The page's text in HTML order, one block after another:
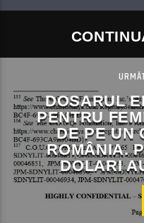
DOSARUL
PENTRU
DE PE UN
ROMÂNIA.
DOLARI